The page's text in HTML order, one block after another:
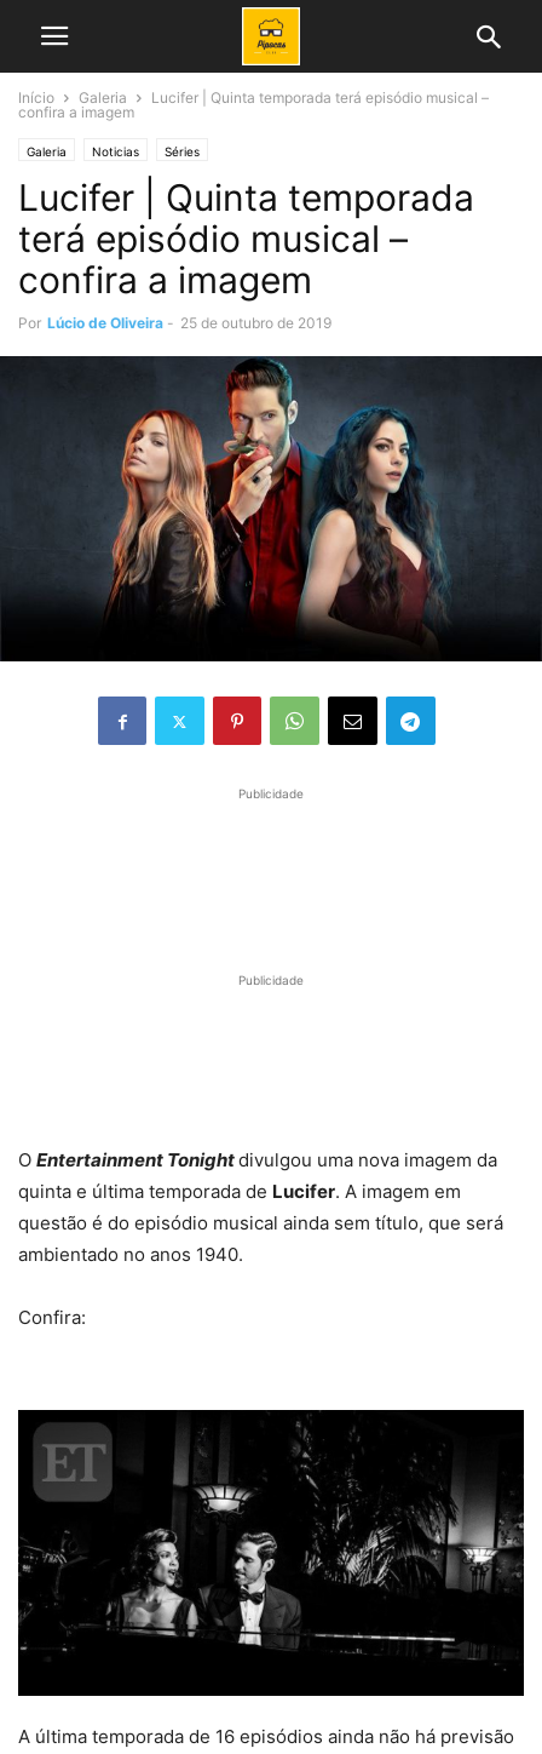
Início Galeria
Lucifer | Quinta temporada terá episódio musical –
confira a imagem
Galeria Noticias Séries
Lucifer | Quinta temporada
terá episódio musical –
confira a imagem
Por Lúcio de Oliveira - 25 de outubro de 2019
Publicidade
Publicidade
O Entertainment Tonightdivulgou uma nova imagem da
quinta e última temporada de Lucifer. A imagem em
questão é do episódio musical ainda sem título, que será
ambientado no anos 1940.
Confira:
A última temporada de 16 episódios ainda não há previsão